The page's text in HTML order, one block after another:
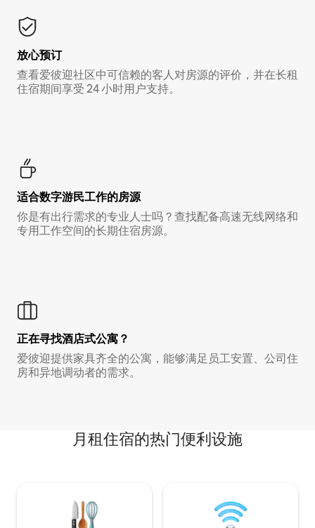
放心预订
查看爱彼迎社区中可信赖的客人对房源的评价，并在长租
住宿期间享受 24 小时用户支持。
适合数字游民工作的房源
你是有出行需求的专业人士吗？查找配备高速无线网络和
专用工作空间的长期住宿房源。
正在寻找酒店式公寓？
爱彼迎提供家具齐全的公寓，能够满足员工安置、公司住
房和异地调动者的需求。
月租住宿的热门便利设施